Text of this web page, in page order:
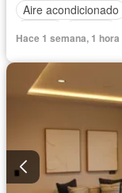
Aire acondicionado
Conserje
Electricidad
Recámara con closet
Terraza
Vista
Parcialmente
Hace 1 semana, 1